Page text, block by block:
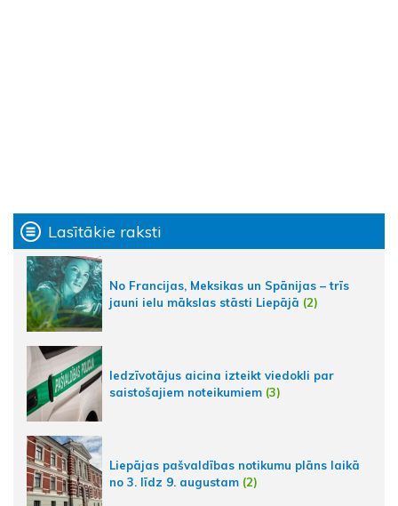
Lasītākie raksti
No Francijas, Meksikas un Spānijas – trīs
jauni ielu mākslas stāsti Liepājā (2)
Iedzīvotājus aicina izteikt viedokli par
saistošajiem noteikumiem (3)
Liepājas pašvaldības notikumu plāns laikā
no 3. līdz 9. augustam (2)